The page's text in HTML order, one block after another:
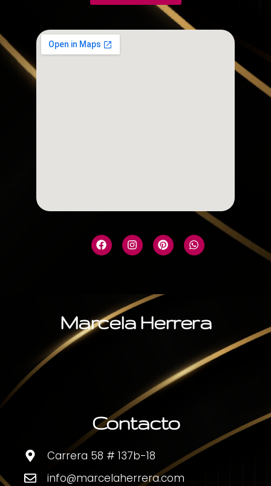
Marcela Herrera
Contacto
Carrera 58 # 137b-18
info@marcelaherrera.com